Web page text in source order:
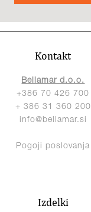
Kontakt
Bellamar d.o.o.
+386 70 426 700
+ 386 31 360 200
info@bellamar.si
Pogoji poslovanja
Izdelki